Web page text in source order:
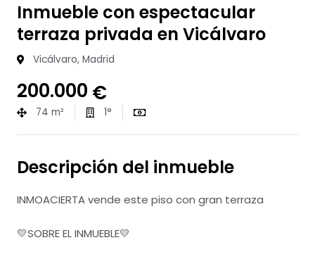
Inmueble con espectacular
terraza privada en Vicálvaro
Vicálvaro, Madrid
200.000 €
74 m² 1°
Descripción del inmueble
INMOACIERTA vende este piso con gran terraza
💛SOBRE EL INMUEBLE💛